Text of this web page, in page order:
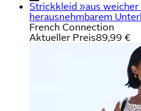
Strickkleid »aus
herausnehmbarem
French Connection
Aktueller Preis89,99 €